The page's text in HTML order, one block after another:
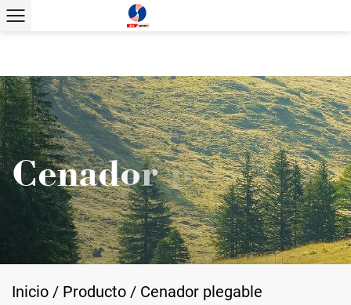
Inicio / Producto / Cenador plegable